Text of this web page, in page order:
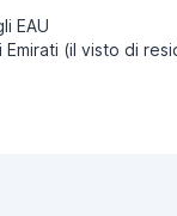
EAU
(il visto di